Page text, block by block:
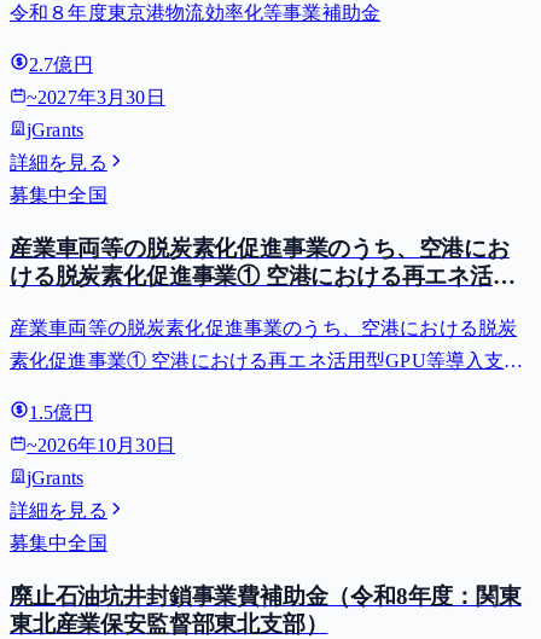
令和８年度東京港物流効率化等事業補助金
2.7億円
~2027年3月30日
jGrants
詳細を見る
募集中全国
産業車両等の脱炭素化促進事業のうち、空港にお
ける脱炭素化促進事業① 空港における再エネ活用
費等補助金）
産業車両等の脱炭素化促進事業のうち、空港における脱炭
素化促進事業① 空港における再エネ活用型GPU等導入支援
1.5億円
~2026年10月30日
jGrants
詳細を見る
募集中全国
廃止石油坑井封鎖事業費補助金（令和8年度：関東
東北産業保安監督部東北支部）